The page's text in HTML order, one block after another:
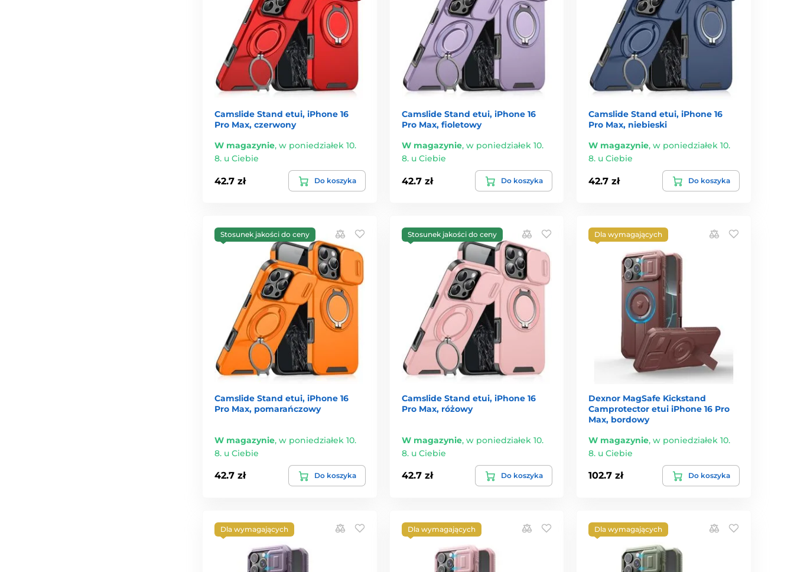
Camslide Stand etui, iPhone 16
Pro Max, czerwony
W magazynie, w poniedziałek 10.
8. u Ciebie
42.7 zł Do koszyka
Camslide Stand etui, iPhone 16
Pro Max, fioletowy
W magazynie, w poniedziałek 10.
8. u Ciebie
42.7 zł Do koszyka
Camslide Stand etui, iPhone 16
Pro Max, niebieski
W magazynie,w poniedziałek 10.
8. u Ciebie
42.7 zł Do koszyka
Stosunek jakości do ceny
Camslide Stand etui, iPhone 16
Pro Max, pomarańczowy
W magazynie, w poniedziałek 10.
8. u Ciebie
42.7 zł Do koszyka
Stosunek jakości do ceny
Camslide Stand etui, iPhone 16
Pro Max, różowy
W magazynie, w poniedziałek 10.
8. u Ciebie
42.7 zł Do koszyka
Dla wymagających
Dexnor MagSafe Kickstand
Camprotector etui iPhone 16 Pro
Max, bordowy
W magazynie,w poniedziałek 10.
8. u Ciebie
102.7 zł Do koszyka
Dla wymagających Dla wymagających Dla wymagających